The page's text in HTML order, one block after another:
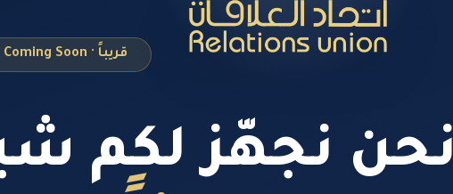
قريباً · Coming Soon
نحن نجهّز لكم